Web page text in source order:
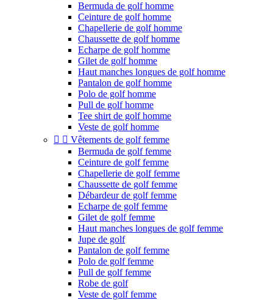
Bermuda de golf homme
Ceinture de golf homme
Chapellerie de golf homme
Chaussette de golf homme
Echarpe de golf homme
Gilet de golf homme
Haut manches longues de golf homme
Pantalon de golf homme
Polo de golf homme
Pull de golf homme
Tee shirt de golf homme
Veste de golf homme
  Vêtements de golf femme
Bermuda de golf femme
Ceinture de golf femme
Chapellerie de golf femme
Chaussette de golf femme
Débardeur de golf femme
Echarpe de golf femme
Gilet de golf femme
Haut manches longues de golf femme
Jupe de golf
Pantalon de golf femme
Polo de golf femme
Pull de golf femme
Robe de golf
Veste de golf femme